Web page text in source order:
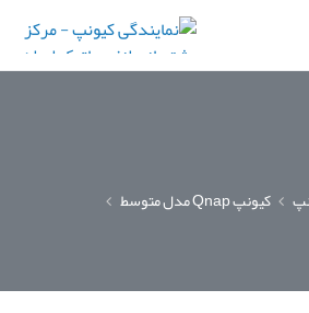
کیونپ Qnap مدل متوسط